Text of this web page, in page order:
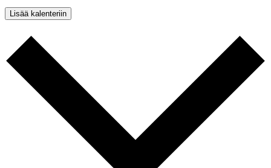
Lisää kalenteriin